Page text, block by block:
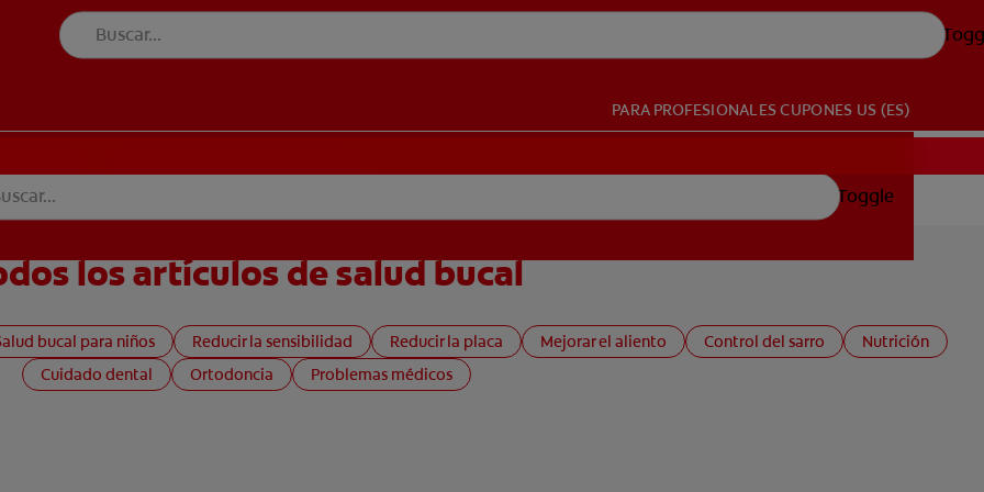
PARA PROFESIONALESCUPONES US (ES)
BUCAL
Toggle
los artículos de salud bucal
bucal para niños Reducir la sensibilidad Reducir la placa Mejorar el aliento Control del sarro
Nutrición
Cuidado dental
Ortodoncia Problemas médicos